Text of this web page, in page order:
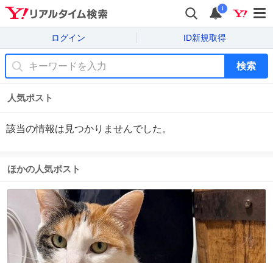
i
ログイン ID新規取得
検索
人気ポスト
該当の情報は見つかりませんでした。
ほかの人気ポスト